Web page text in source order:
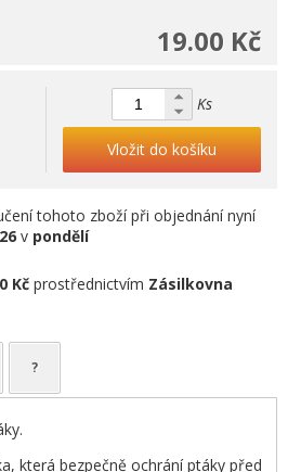
19.00 Kč
Ks
Vložit do košíku
tohoto zboží při objednání nyní
v pondělí
Kč prostřednictvím Zásilkovna
?
která bezpečně ochrání ptáky před